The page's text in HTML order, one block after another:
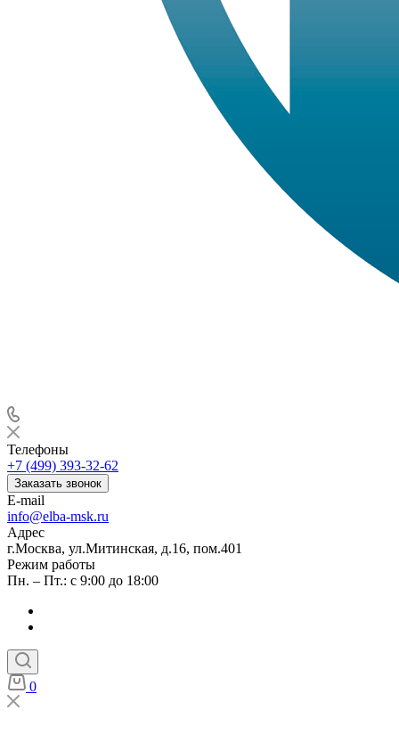
Телефоны
+7 (499) 393-32-62
Заказать звонок
E-mail
info@elba-msk.ru
Адрес
г.Москва, ул.Митинская, д.16, пом.401
Режим работы
Пн. – Пт.: с 9:00 до 18:00
0